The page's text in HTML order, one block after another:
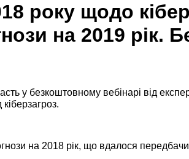
року щодо
на 2019 рік.
у безкоштовному вебінарі від
на 2018 рік, що вдалося